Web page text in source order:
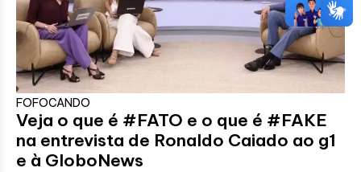
FOFOCANDO
Veja o que é #FATO e o que é #FAKE
na entrevista de Ronaldo Caiado ao g1
e à GloboNews